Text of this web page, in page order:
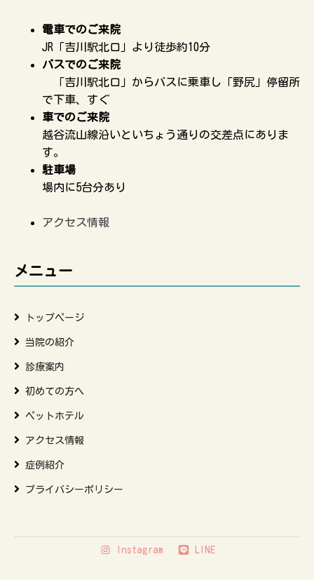
電車でのご来院
JR「吉川駅北口」より徒歩約10分
バスでのご来院
「吉川駅北口」からバスに乗車し「野尻」停留所
で下車、すぐ
車でのご来院
越谷流山線沿いといちょう通りの交差点にありま
す。
駐車場
場内に5台分あり
アクセス情報
メニュー
トップページ
当院の紹介
診療案内
初めての方へ
ペットホテル
アクセス情報
症例紹介
プライバシーポリシー
Instagram LINE